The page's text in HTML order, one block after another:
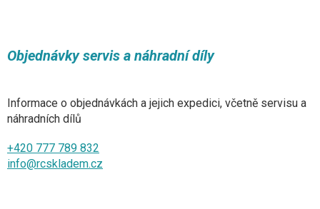
Objednávky servis a náhradní díly
Informace o objednávkách a jejich expedici, včetně servisu a
náhradních dílů
+420 777 789 832
info@rcskladem.cz